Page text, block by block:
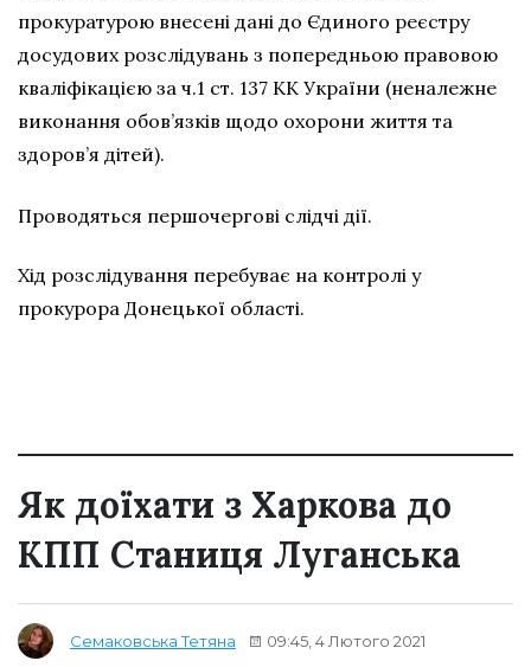
прокуратурою внесені дані до Єдиного реєстру
досудових розслідувань з попередньою правовою
кваліфікацією за ч.1 ст. 137 КК України (неналежне
виконання обов’язків щодо охорони життя та
здоров’я дітей).
Проводяться першочергові слідчі дії.
Хід розслідування перебуває на контролі у
прокурора Донецької області.
Як доїхати з Харкова до
КПП Станиця Луганська
Семаковська Тетяна 09:45, 4 Лютого 2021